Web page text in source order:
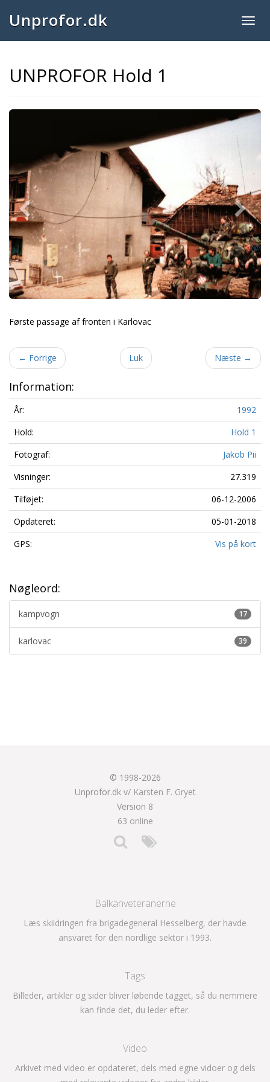
Unprofor.dk
UNPROFOR Hold 1
Previous Next
Første passage af fronten i Karlovac
← Forrige Luk Næste →
Information:
År:
1992
Hold:
Hold 1
Fotograf:
Jakob Pii
Visninger:
27.319
Tilføjet:
06-12-2006
Opdateret:
05-01-2018
GPS:
Vis på kort
Nøgleord:
17
kampvogn
39
karlovac
© 1998-2026
Unprofor.dk v/ Karsten F. Gryet
Version 8
63 online
Balkanveteranerne
Læs skildringen fra brigadegeneral Hesselberg, der havde
ansvaret for den nordlige sektor i 1993.
Tags
Billeder, artikler og sider bliver løbende tagget, så du nemmere
kan finde det, du leder efter.
Video
Arkivet med video er opdateret, dels med egne vidoer og dels